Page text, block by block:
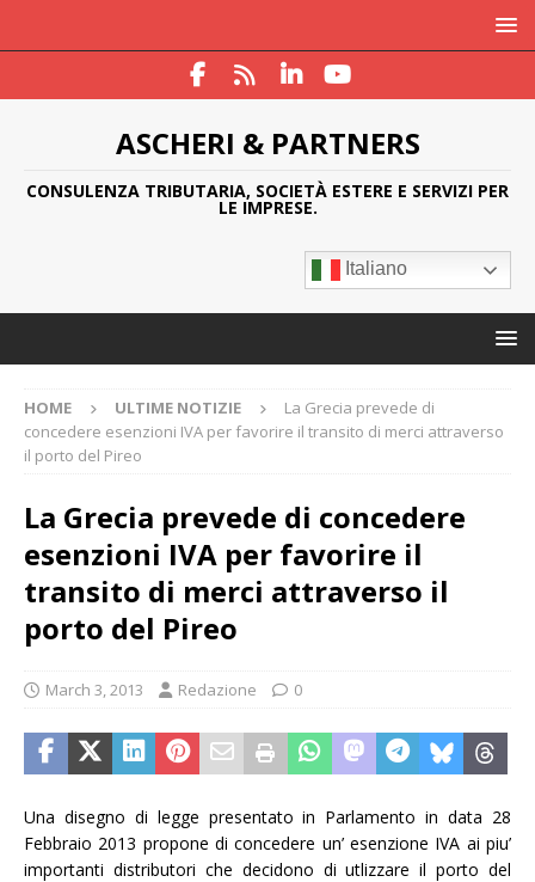
ASCHERI & PARTNERS
CONSULENZA TRIBUTARIA, SOCIETÀ ESTERE E SERVIZI PER
LE IMPRESE.
Italiano
HOME ULTIME NOTIZIE
La Grecia prevede di
concedere esenzioni IVA per favorire il transito di merci attraverso
il porto del Pireo
La Grecia prevede di concedere
esenzioni IVA per favorire il
transito di merci attraverso il
porto del Pireo
March 3, 2013 Redazione 0
Una disegno di legge presentato in Parlamento in data 28
Febbraio 2013 propone di concedere un’ esenzione IVA ai piu’
importanti distributori che decidono di utlizzare il porto del